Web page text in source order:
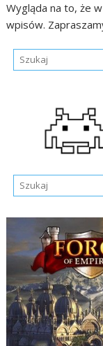
Wygląda na to, że
wpisów.